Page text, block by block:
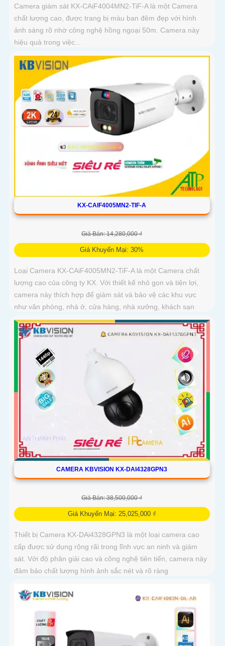
Camera giám sát KX-CAiF4004MN2-TiF-A là một Camera
chất lượng cao, được trang bị màu ban đêm đẹp với hình
ảnh sáng rõ nhờ công nghệ hồng ngoại 50m. Camera này
hiệu quả trong việc...
KX-CAIF4005MN2-TIF-A
Giá Bán: 14,280,000 ₫
Giá Khuyến Mại: 30%
Loại Camera KX-CAiF4005MN2-TiF-A là một Camera chất
lượng cao của công ty KX. Với thiết kế nhỏ gọn và tiện lợi,
camera này thích hợp để giám sát và bảo vệ các khu vực
như văn phòng, nhà ở, cửa hàng, nhà xưởng, khách sạn
CAMERA KBVISION KX-DAI4328GPN3
Giá Bán: 38,500,000 ₫
Giá Khuyến Mại: 25,025,000 ₫
Thiết bị Camera KX-DAi4328GPN3 là một loại camera cao
cấp được sử dụng rộng rãi trong lĩnh vực an ninh và giám
sát. Với độ phân giải cao và công nghệ tiên tiến, camera này
đảm bảo chất lượng hình ảnh sắc nét và rõ ràng